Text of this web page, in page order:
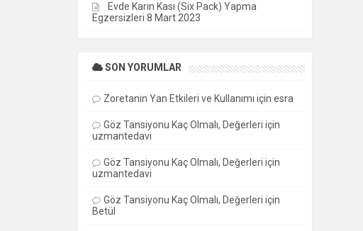
Evde Karın Kası (Six Pack) Yapma
Egzersizleri 8 Mart 2023
SON YORUMLAR
Zoretanin Yan Etkileri ve Kullanımı için esra
Göz Tansiyonu Kaç Olmalı, Değerleri için
uzmantedavi
Göz Tansiyonu Kaç Olmalı, Değerleri için
uzmantedavi
Göz Tansiyonu Kaç Olmalı, Değerleri için
Betül